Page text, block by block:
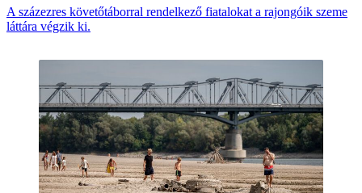
A százezres követőtáborral rendelkező fiatalokat a rajongóik szeme
láttára végzik ki.